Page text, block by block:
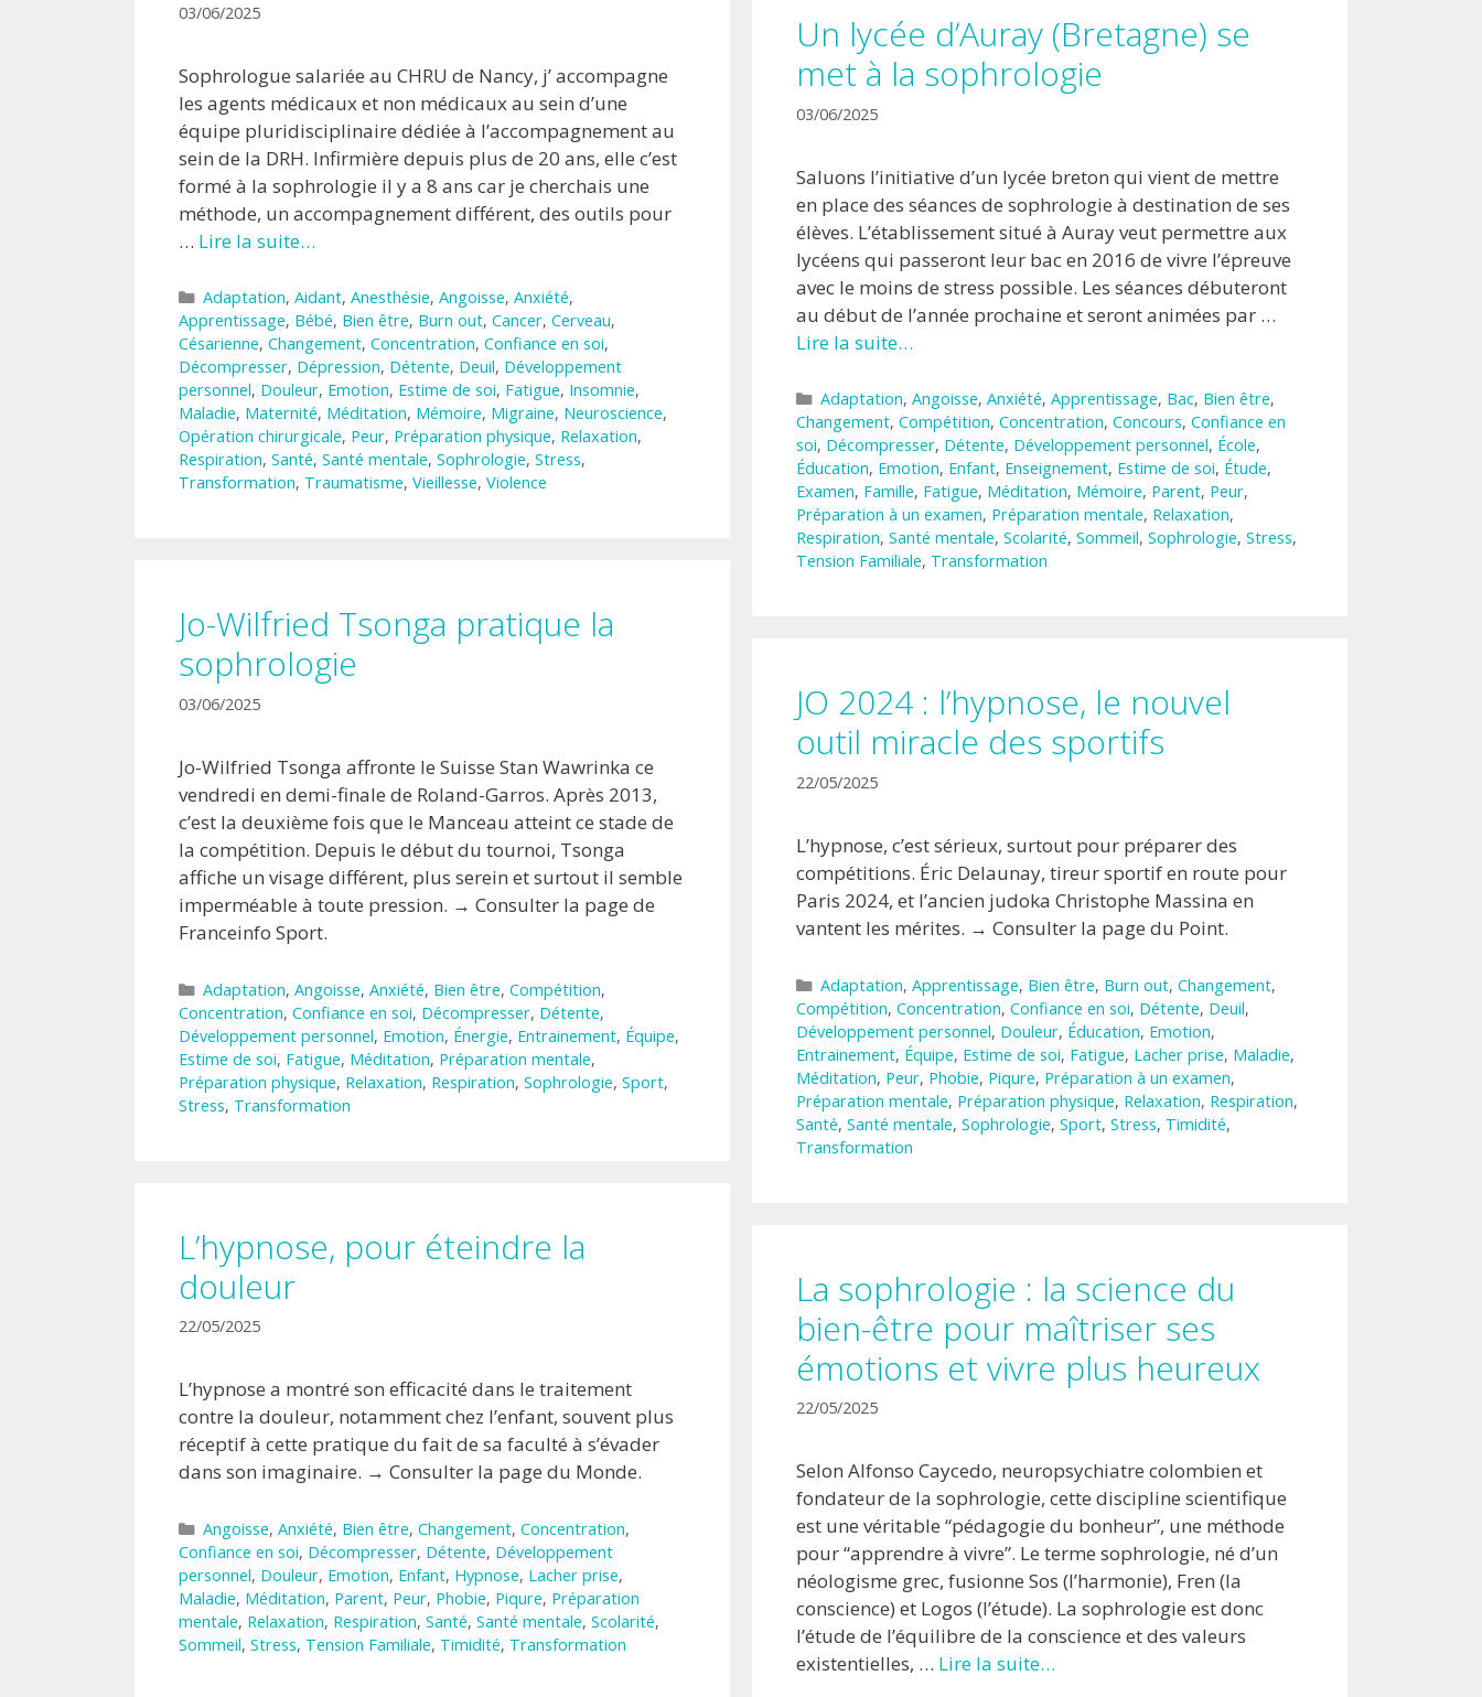
03/06/2025
Sophrologue salariée au CHRU de Nancy, j’ accompagne
les agents médicaux et non médicaux au sein d’une
équipe pluridisciplinaire dédiée à l’accompagnement au
sein de la DRH. Infirmière depuis plus de 20 ans, elle c’est
formé à la sophrologie il y a 8 ans car je cherchais une
méthode, un accompagnement différent, des outils pour
… Lire la suite…
Catégories
Adaptation, Aidant, Anesthésie, Angoisse, Anxiété,
Apprentissage, Bébé, Bien être, Burn out, Cancer, Cerveau,
Césarienne, Changement, Concentration, Confiance en soi,
Décompresser, Dépression, Détente, Deuil, Développement
personnel, Douleur, Emotion, Estime de soi, Fatigue, Insomnie,
Maladie, Maternité, Méditation, Mémoire, Migraine, Neuroscience,
Opération chirurgicale, Peur, Préparation physique, Relaxation,
Respiration, Santé, Santé mentale, Sophrologie, Stress,
Transformation, Traumatisme, Vieillesse, Violence
Un lycée d’Auray (Bretagne) se
met à la sophrologie
03/06/2025
Saluons l’initiative d’un lycée breton qui vient de mettre
en place des séances de sophrologie à destination de ses
élèves. L’établissement situé à Auray veut permettre aux
lycéens qui passeront leur bac en 2016 de vivre l’épreuve
avec le moins de stress possible. Les séances débuteront
au début de l’année prochaine et seront animées par …
Lire la suite…
Catégories
Adaptation, Angoisse, Anxiété, Apprentissage, Bac, Bien être,
Changement, Compétition, Concentration, Concours, Confiance en
soi, Décompresser, Détente, Développement personnel, École,
Éducation, Emotion, Enfant, Enseignement, Estime de soi, Étude,
Examen, Famille, Fatigue, Méditation, Mémoire, Parent, Peur,
Préparation à un examen, Préparation mentale, Relaxation,
Respiration, Santé mentale, Scolarité, Sommeil, Sophrologie, Stress,
Tension Familiale, Transformation
Jo-Wilfried Tsonga pratique la
sophrologie
03/06/2025
Jo-Wilfried Tsonga affronte le Suisse Stan Wawrinka ce
vendredi en demi-finale de Roland-Garros. Après 2013,
c’est la deuxième fois que le Manceau atteint ce stade de
la compétition. Depuis le début du tournoi, Tsonga
affiche un visage différent, plus serein et surtout il semble
imperméable à toute pression. → Consulter la page de
Franceinfo Sport.
Catégories
Adaptation, Angoisse, Anxiété, Bien être, Compétition,
Concentration, Confiance en soi, Décompresser, Détente,
Développement personnel, Emotion, Énergie, Entrainement, Équipe,
Estime de soi, Fatigue, Méditation, Préparation mentale,
Préparation physique, Relaxation, Respiration, Sophrologie, Sport,
Stress, Transformation
JO 2024 : l’hypnose, le nouvel
outil miracle des sportifs
22/05/2025
L’hypnose, c’est sérieux, surtout pour préparer des
compétitions. Éric Delaunay, tireur sportif en route pour
Paris 2024, et l’ancien judoka Christophe Massina en
vantent les mérites. → Consulter la page du Point.
Catégories
Adaptation, Apprentissage, Bien être, Burn out, Changement,
Compétition, Concentration, Confiance en soi, Détente, Deuil,
Développement personnel, Douleur, Éducation, Emotion,
Entrainement, Équipe, Estime de soi, Fatigue, Lacher prise, Maladie,
Méditation, Peur, Phobie, Piqure, Préparation à un examen,
Préparation mentale, Préparation physique, Relaxation, Respiration,
Santé, Santé mentale, Sophrologie, Sport, Stress, Timidité,
Transformation
L’hypnose, pour éteindre la
douleur
22/05/2025
L’hypnose a montré son efficacité dans le traitement
contre la douleur, notamment chez l’enfant, souvent plus
réceptif à cette pratique du fait de sa faculté à s’évader
dans son imaginaire. → Consulter la page du Monde.
Catégories
Angoisse, Anxiété, Bien être, Changement, Concentration,
Confiance en soi, Décompresser, Détente, Développement
personnel, Douleur, Emotion, Enfant, Hypnose, Lacher prise,
Maladie, Méditation, Parent, Peur, Phobie, Piqure, Préparation
mentale, Relaxation, Respiration, Santé, Santé mentale, Scolarité,
Sommeil, Stress, Tension Familiale, Timidité, Transformation
La sophrologie : la science du
bien-être pour maîtriser ses
émotions et vivre plus heureux
22/05/2025
Selon Alfonso Caycedo, neuropsychiatre colombien et
fondateur de la sophrologie, cette discipline scientifique
est une véritable “pédagogie du bonheur”, une méthode
pour “apprendre à vivre”. Le terme sophrologie, né d’un
néologisme grec, fusionne Sos (l’harmonie), Fren (la
conscience) et Logos (l’étude). La sophrologie est donc
l’étude de l’équilibre de la conscience et des valeurs
existentielles, … Lire la suite…